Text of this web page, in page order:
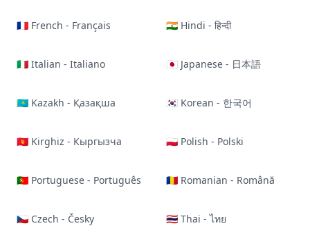
🇫🇷 French - Français 🇮🇳 Hindi - हिन्दी
🇮🇹 Italian - Italiano 🇯🇵 Japanese - 日本語
🇰🇿 Kazakh - Қазақша 🇰🇷 Korean - 한국어
🇰🇬 Kirghiz - Кыргызча 🇵🇱 Polish - Polski
🇵🇹 Portuguese - Português 🇷🇴 Romanian - Română
🇨🇿 Czech - Česky 🇹🇭 Thai - ไทย